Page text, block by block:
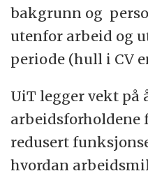
bakgrunn og
utenfor arbeid og
periode (hull i CV
UiT legger vekt på
arbeidsforholdene
redusert
hvordan